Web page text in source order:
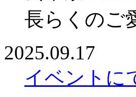
長らくのご
2025.09.17
イベントに